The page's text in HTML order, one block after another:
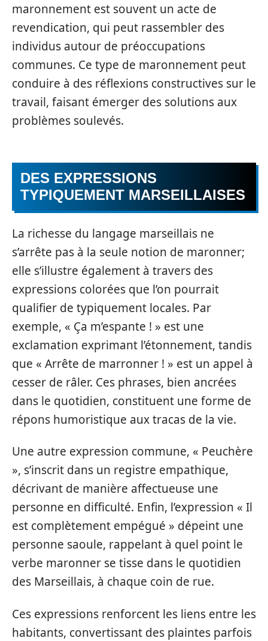
maronnement est souvent un acte de
revendication, qui peut rassembler des
individus autour de préoccupations
communes. Ce type de maronnement peut
conduire à des réflexions constructives sur le
travail, faisant émerger des solutions aux
problèmes soulevés.
DES EXPRESSIONS
TYPIQUEMENT MARSEILLAISES
La richesse du langage marseillais ne
s’arrête pas à la seule notion de maronner;
elle s’illustre également à travers des
expressions colorées que l’on pourrait
qualifier de typiquement locales. Par
exemple, « Ça m’espante ! » est une
exclamation exprimant l’étonnement, tandis
que « Arrête de marronner ! » est un appel à
cesser de râler. Ces phrases, bien ancrées
dans le quotidien, constituent une forme de
répons humoristique aux tracas de la vie.
Une autre expression commune, « Peuchère
», s’inscrit dans un registre empathique,
décrivant de manière affectueuse une
personne en difficulté. Enfin, l’expression « Il
est complètement empégué » dépeint une
personne saoule, rappelant à quel point le
verbe maronner se tisse dans le quotidien
des Marseillais, à chaque coin de rue.
Ces expressions renforcent les liens entre les
habitants, convertissant des plaintes parfois